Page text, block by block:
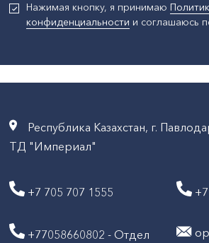
Нажимая кнопку, я принимаю
конфиденциальности и соглашаюсь
Республика Казахстан, г.
ТД "Империал"
+7 705 707 1555
+77058660802 - Отдел